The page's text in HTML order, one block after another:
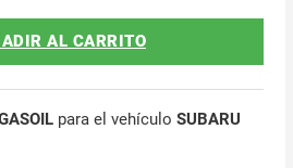
AL CARRITO
para el vehículo SUBARU